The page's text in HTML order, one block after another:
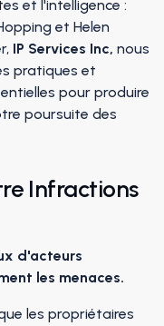
et l'intelligence :
et Helen
IP Services Inc, nous
pratiques et
pour produire
poursuite des
Infractions
d'acteurs
les menaces.
les propriétaires